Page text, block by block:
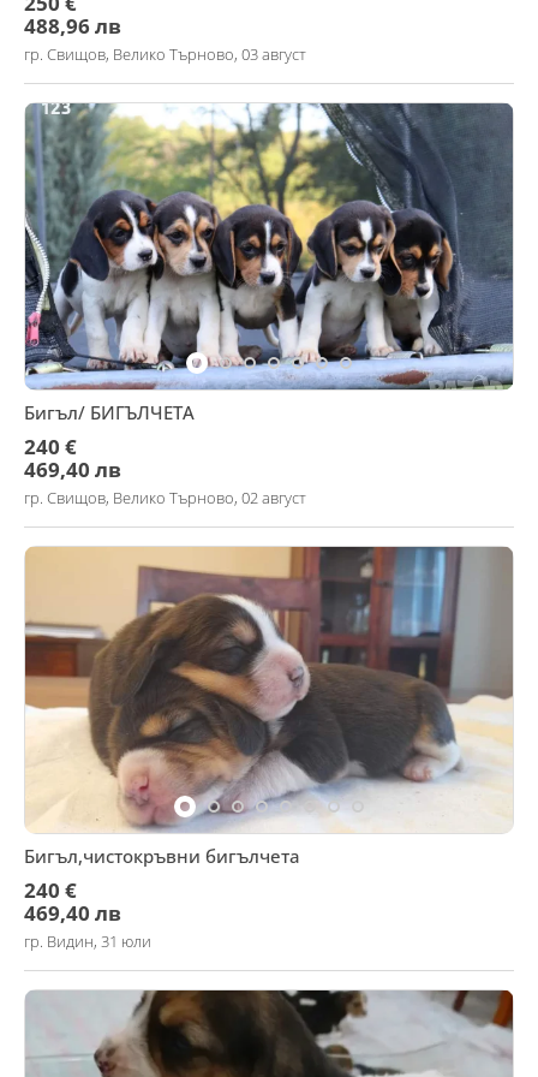
488,96 лв
гр. Свищов, Велико Търново, 03 август
Бигъл/ БИГЪЛЧЕТА
240 €
469,40 лв
гр. Свищов, Велико Търново, 02 август
Бигъл,чистокръвни бигълчета
240 €
469,40 лв
гр. Видин, 31 юли